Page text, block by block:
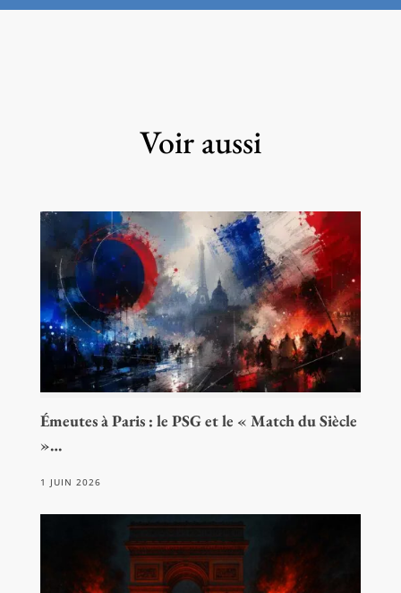
Voir aussi
Émeutes à Paris : le PSG et le « Match du Siècle
»…
1 JUIN 2026